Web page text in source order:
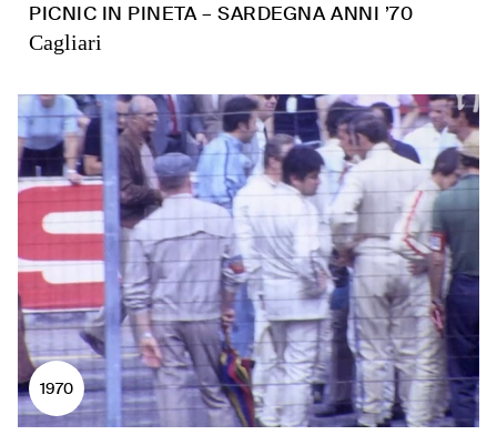
PICNIC IN PINETA – SARDEGNA ANNI ’70
Cagliari
1970